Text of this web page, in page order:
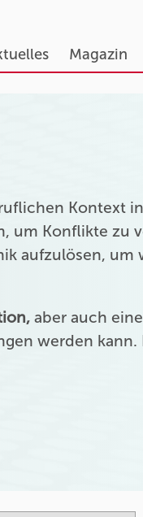
Magazin
Kontext
um Konflikte zu
aufzulösen, um
aber auch
werden kann.